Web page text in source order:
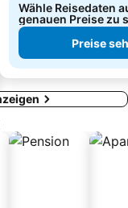
Wähle Reisedaten
genauen Preise zu
Preise